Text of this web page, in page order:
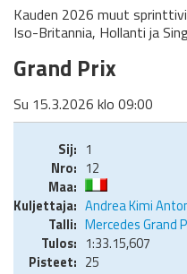
Kauden 2026 muut
Iso-Britannia, Hollanti ja
Grand Prix
Su 15.3.2026 klo 09:00
1
12
Andrea Kimi
Mercedes Grand
1:33.15,607
25